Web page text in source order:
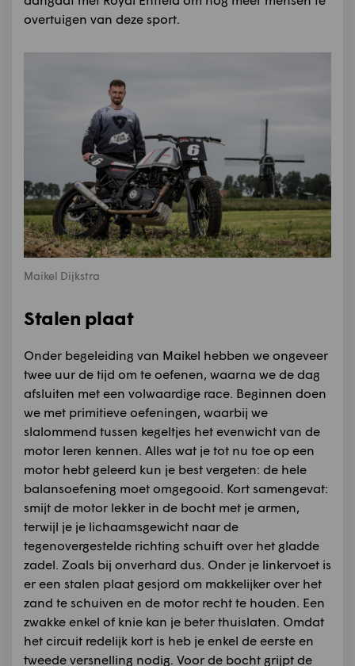
overtuigen van deze sport.
Maikel Dijkstra
Stalen plaat
Onder begeleiding van Maikel hebben we ongeveer
twee uur de tijd om te oefenen, waarna we de dag
afsluiten met een volwaardige race. Beginnen doen
we met primitieve oefeningen, waarbij we
slalommend tussen kegeltjes het evenwicht van de
motor leren kennen. Alles wat je tot nu toe op een
motor hebt geleerd kun je best vergeten: de hele
balansoefening moet omgegooid. Kort samengevat:
smijt de motor lekker in de bocht met je armen,
terwijl je je lichaamsgewicht naar de
tegenovergestelde richting schuift over het gladde
zadel. Zoals bij onverhard dus. Onder je linkervoet is
er een stalen plaat gesjord om makkelijker over het
zand te schuiven en de motor recht te houden. Een
zwakke enkel of knie kan je beter thuislaten. Omdat
het circuit redelijk kort is heb je enkel de eerste en
tweede versnelling nodig. Voor de bocht grijpt de